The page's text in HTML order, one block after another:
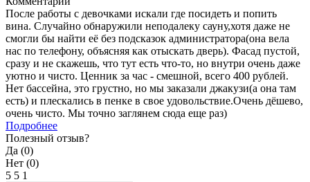
После работы с девочками искали где посидеть и попить
вина. Случайно обнаружили неподалеку сауну,хотя даже не
смогли бы найти её без подсказок администратора(она вела
нас по телефону, объясняя как отыскать дверь). Фасад пустой,
сразу и не скажешь, что тут есть что-то, но внутри очень даже
уютно и чисто. Ценник за час - смешной, всего 400 рублей.
Нет бассейна, это грустно, но мы заказали джакузи(а она там
есть) и плескались в пенке в свое удовольствие.Очень дёшево,
очень чисто. Мы точно заглянем сюда еще раз)
Подробнее
Полезный отзыв?
Да (0)
Нет (0)
5 5 1